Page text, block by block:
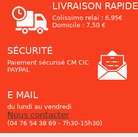
LIVRAISON RAPIDE
Colissimo relai : 6,95€
Domicile : 7,50 €
SÉCURITÉ
Paiement sécurisé CM CIC
PAYPAL
E MAIL
du lundi au vendredi
Nous contacter
(04 76 54 38 69 - 7h30-15h30)